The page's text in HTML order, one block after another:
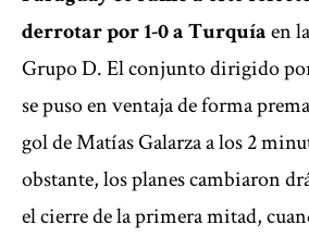
derrotar por 1-0 a Turquíaen
Grupo D. El conjunto dirigido
se puso en ventaja de forma
gol de Matías Galarza a los 2
obstante, los planes cambiaron
el cierre de la primera mitad,